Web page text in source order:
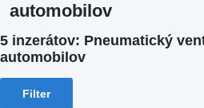
automobilov
5 inzerátov: Pneumatický
automobilov
Filter